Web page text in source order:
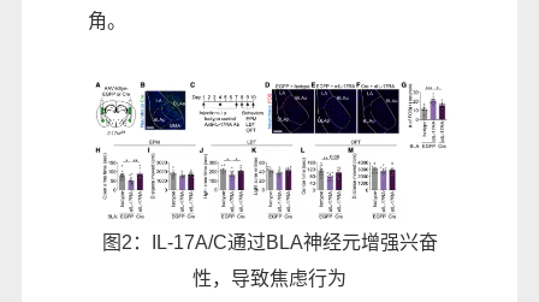
角。
图2：IL-17A/C通过BLA神经元增强兴奋
性，导致焦虑行为